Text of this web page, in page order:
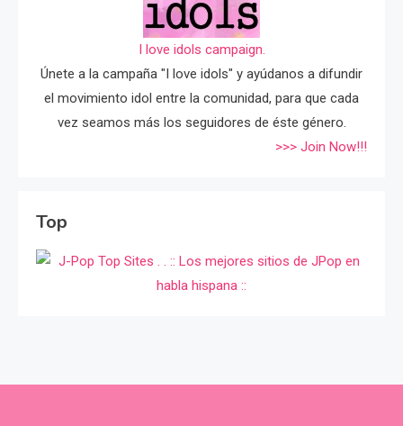
I love idols campaign.
Únete a la campaña "I love idols" y ayúdanos a difundir
el movimiento idol entre la comunidad, para que cada
vez seamos más los seguidores de éste género.
>>> Join Now!!!
Top